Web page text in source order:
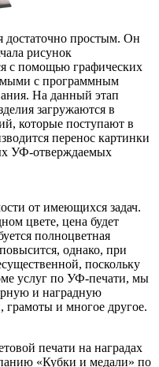
достаточно простым. Он
рисунок
с помощью графических
с программным
На данный этап
загружаются в
которые поступают в
перенос картинки
УФ-отверждаемых
от имеющихся задач.
цвете, цена будет
полноцветная
однако, при
поскольку
услуг по УФ-печати, мы
и наградную
и многое другое.
печати на наградах
«Кубки и медали» по